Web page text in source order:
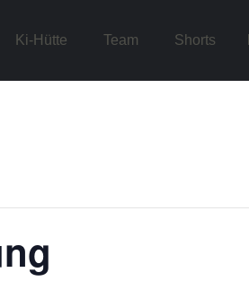
Ki-Hütte Team Shorts